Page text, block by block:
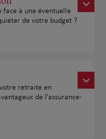
face à une éventuelle
de votre budget ?
retraite en
de l'assurance-